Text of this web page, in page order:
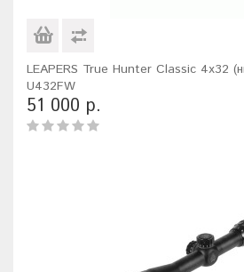
LEAPERS True Hunter Classic 4x32
U432FW
51 000 р.